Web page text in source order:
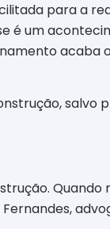
para a
é um
acaba
salvo
Quando